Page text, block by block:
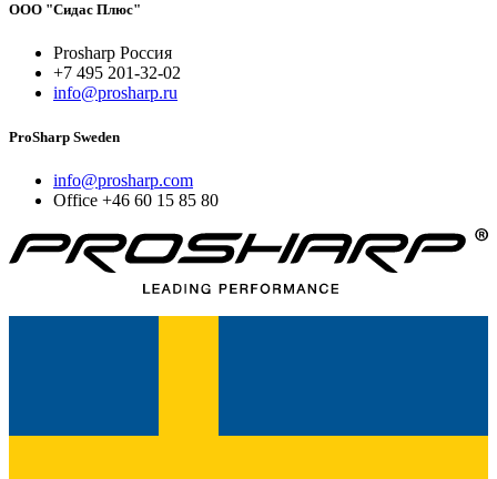
ООО "Сидас Плюс"
Prosharp Россия
+7 495 201-32-02
info@prosharp.ru
ProSharp Sweden
info@prosharp.com
Office +46 60 15 85 80